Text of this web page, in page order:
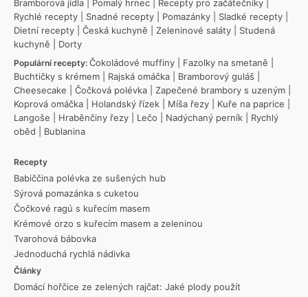
Bramborová jídla
Pomalý hrnec Recepty pro začátečníky
Rychlé recepty
Snadné recepty Pomazánky Sladké recepty
Dietní recepty
Česká kuchyně Zeleninové saláty
Studená
kuchyně
Dorty
Populární recepty: Čokoládové muffiny Fazolky na smetaně
Buchtičky s krémem
Rajská omáčka Bramborový guláš
Cheesecake
Čočková polévka Zapečené brambory s uzeným
Koprová omáčka
Holandský řízek Míša řezy Kuře na paprice
Langoše
Hraběnčiny řezy Lečo Nadýchaný perník
Rychlý
oběd
Bublanina
Recepty
Babiččina polévka ze sušených hub
Sýrová pomazánka s cuketou
Čočkové ragú s kuřecím masem
Krémové orzo s kuřecím masem a zeleninou
Tvarohová bábovka
Jednoduchá rychlá nádivka
Články
Domácí hořčice ze zelených rajčat: Jaké plody použít